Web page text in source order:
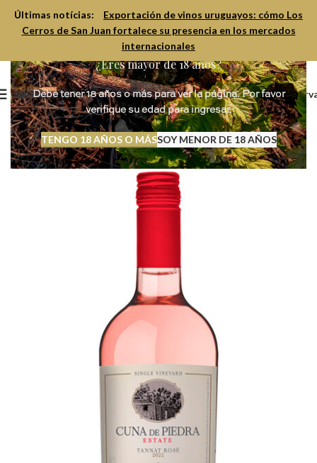
¿Eres mayor de 18 años?
Debe tener 18 años o más para ver la página. Por favor
verifique su edad para ingresar.
TENGO 18 AÑOS O MÁSSOY MENOR DE 18 AÑOS
Últimas notícias:
Exportación de vinos uruguayos: cómo Los
Cerros de San Juan fortalece su presencia en los mercados
internacionales